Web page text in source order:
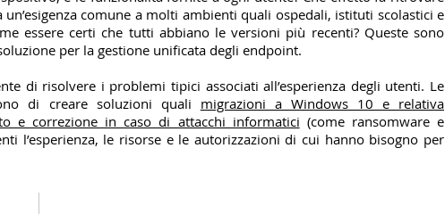
comune a molti ambienti quali ospedali, istituti scolastici e
essere certi che tutti abbiano le versioni più recenti? Queste sono
per la gestione unificata degli endpoint.
di risolvere i problemi tipici associati all’esperienza degli utenti. Le
di creare soluzioni quali migrazioni a Windows 10 e relativa
e correzione in caso di attacchi informatici (come ransomware e
l’esperienza, le risorse e le autorizzazioni di cui hanno bisogno per